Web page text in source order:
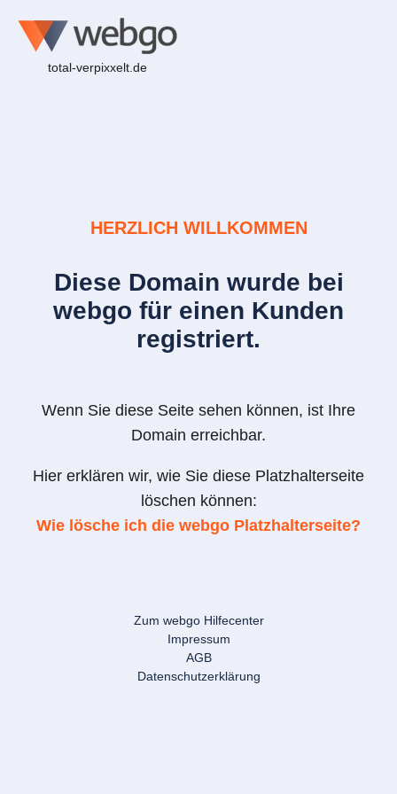
total-verpixxelt.de
HERZLICH WILLKOMMEN
Diese Domain wurde bei
webgo für einen Kunden
registriert.
Wenn Sie diese Seite sehen können, ist Ihre
Domain erreichbar.
Hier erklären wir, wie Sie diese Platzhalterseite
löschen können:
Wie lösche ich die webgo Platzhalterseite?
Zum webgo Hilfecenter
Impressum
AGB
Datenschutzerklärung